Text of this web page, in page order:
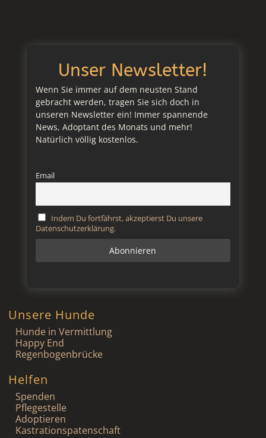
Unser Newsletter!
Wenn Sie immer auf dem neusten Stand
gebracht werden, tragen Sie sich doch in
unseren Newsletter ein! Immer spannende
News, Adoptant des Monats und mehr!
Natürlich völlig kostenlos.
Email
Indem Du fortfährst, akzeptierst Du unsere
Datenschutzerklärung.
Unsere Hunde
Hunde in Vermittlung
Happy End
Regenbogenbrücke
Helfen
Spenden
Pflegestelle
Adoptieren
Kastrationspatenschaft